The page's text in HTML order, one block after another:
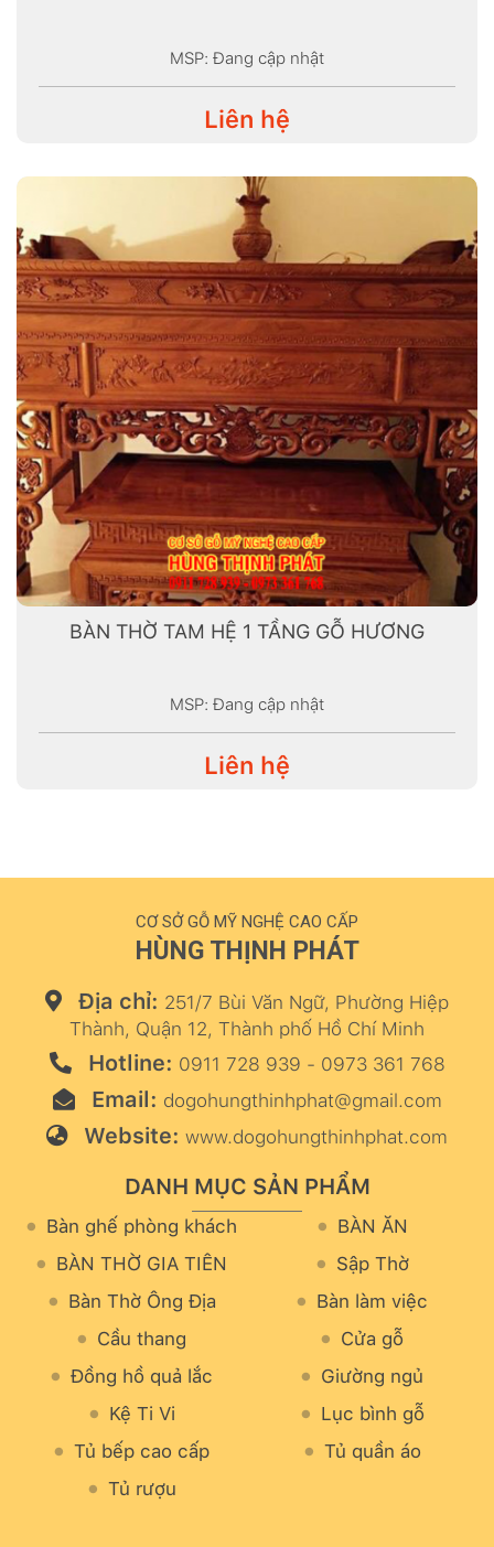
MSP: Đang cập nhật
Liên hệ
BÀN THỜ TAM HỆ 1 TẦNG GỖ HƯƠNG
MSP: Đang cập nhật
Liên hệ
CƠ SỞ GỖ MỸ NGHỆ CAO CẤP
HÙNG THỊNH PHÁT
Địa chỉ: 251/7 Bùi Văn Ngữ, Phường Hiệp
Thành, Quận 12, Thành phố Hồ Chí Minh
Hotline: 0911 728 939 - 0973 361 768
Email: dogohungthinhphat@gmail.com
Website: www.dogohungthinhphat.com
DANH MỤC SẢN PHẨM
Bàn ghế phòng khách
BÀN ĂN
BÀN THỜ GIA TIÊN
Sập Thờ
Bàn Thờ Ông Địa
Bàn làm việc
Cầu thang
Cửa gỗ
Đồng hồ quả lắc
Giường ngủ
Kệ Ti Vi
Lục bình gỗ
Tủ bếp cao cấp
Tủ quần áo
Tủ rượu